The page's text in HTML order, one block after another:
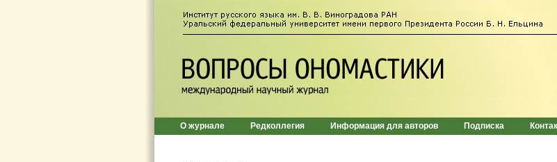
О журнале Редколлегия Информация для авторов Подписка